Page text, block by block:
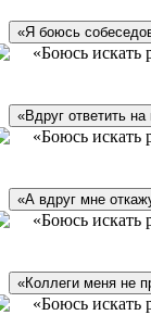
«Я боюсь
«Вдруг ответить
«А вдруг мне
«Коллеги меня не